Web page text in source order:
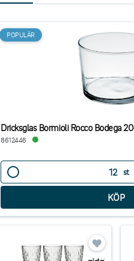
POPULÄR
Dricksglas Bormioli Rocco Bodega
8612446
st